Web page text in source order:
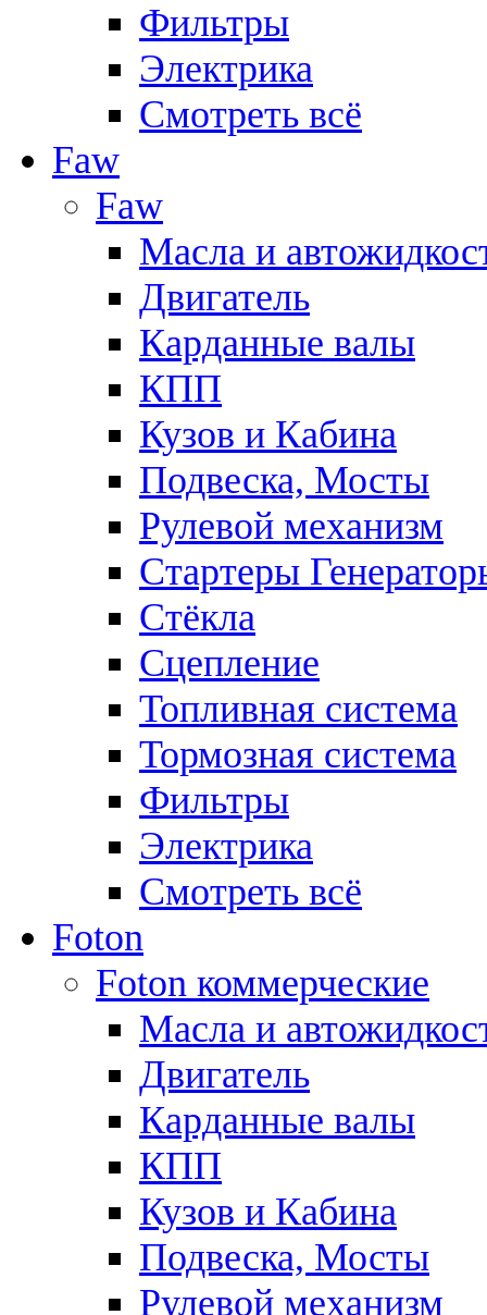
Фильтры
Электрика
Смотреть всё
Faw
Faw
Масла и
Двигатель
Карданные валы
КПП
Кузов и Кабина
Подвеска, Мосты
Рулевой механизм
Стартеры
Стёкла
Сцепление
Топливная система
Тормозная система
Фильтры
Электрика
Смотреть всё
Foton
Foton коммерческие
Масла и
Двигатель
Карданные валы
КПП
Кузов и Кабина
Подвеска, Мосты
Рулевой механизм